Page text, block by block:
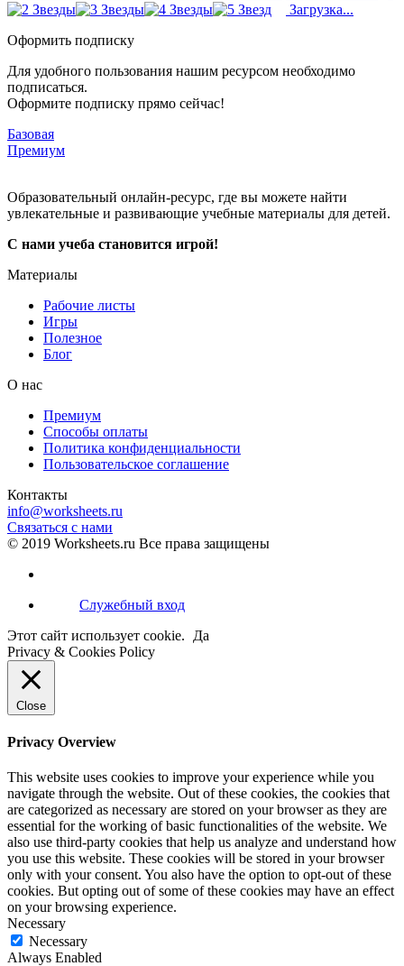
Загрузка...
Оформить подписку
Для удобного пользования нашим ресурсом необходимо
подписаться.
Оформите подписку прямо сейчас!
Базовая
Премиум
Образовательный онлайн-ресурс, где вы можете найти
увлекательные и развивающие учебные материалы для детей.
С нами учеба становится игрой!
Материалы
Рабочие листы
Игры
Полезное
Блог
О нас
Премиум
Способы оплаты
Политика конфиденциальности
Пользовательское соглашение
Контакты
info@worksheets.ru
Связаться с нами
© 2019 Worksheets.ru Все права защищены
Служебный вход
Этот сайт использует cookie.
Да
Privacy & Cookies Policy
Close
Privacy Overview
This website uses cookies to improve your experience while you
navigate through the website. Out of these cookies, the cookies that
are categorized as necessary are stored on your browser as they are
essential for the working of basic functionalities of the website. We
also use third-party cookies that help us analyze and understand how
you use this website. These cookies will be stored in your browser
only with your consent. You also have the option to opt-out of these
cookies. But opting out of some of these cookies may have an effect
on your browsing experience.
Necessary
Necessary
Always Enabled